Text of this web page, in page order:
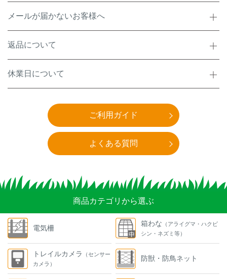
メールが届かないお客様へ
返品について
休業日について
ご利用ガイド
よくある質問
商品カテゴリから選ぶ
電気柵
トレイルカメラ
（センサー
カメラ）
箱わな （アライグマ・ハクビ
シン・ネズミ等）
防獣・防鳥ネット